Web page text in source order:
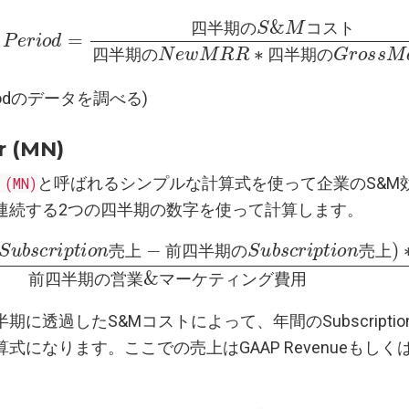
四 期 の ス
四 期 の 四 期 の
スト四半期 のN ew
Margin
のデータを調べる)
(MN)
と呼ばれるシンプルな計算式を使って企業のS&M
する2つの四半期の数字を使って計算します。
売上 前 四 期 の 売 上
前 四 期 の 営業 マ ケ テ ン グ 費 用
cription売上−前 半期のSubscription売上) ∗4
業& マー ケ ティング費用∗100
期に透過したS&Mコストによって、年間の
式になります。ここでの売上はGAAP Revenueもしく